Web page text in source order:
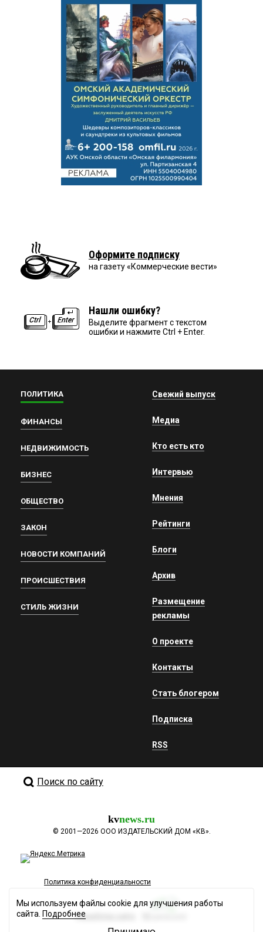
Оформите подписку
на газету «Коммерческие вести»
Нашли ошибку?
Выделите фрагмент с текстом
ошибки и нажмите Ctrl + Enter.
ПОЛИТИКА
ФИНАНСЫ
НЕДВИЖИМОСТЬ
БИЗНЕС
ОБЩЕСТВО
ЗАКОН
НОВОСТИ КОМПАНИЙ
ПРОИСШЕСТВИЯ
СТИЛЬ ЖИЗНИ
Свежий выпуск
Медиа
Кто есть кто
Интервью
Мнения
Рейтинги
Блоги
Архив
Размещение
рекламы
О проекте
Контакты
Стать блогером
Подписка
RSS
Поиск по сайту
kvnews.ru
© 2001—2026 ООО ИЗДАТЕЛЬСКИЙ ДОМ «КВ».
Политика конфиденциальности
Разработка сайта
Мы используем файлы cookie для улучшения работы
сайта. Подробнее